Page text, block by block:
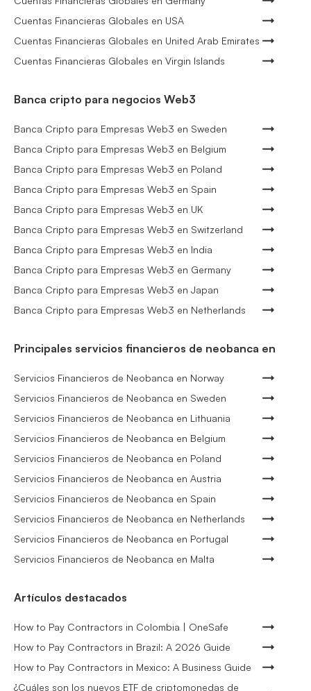
Cuentas Financieras Globales en USA
Cuentas Financieras Globales en United Arab Emirates
Cuentas Financieras Globales en Virgin Islands
Banca cripto para negocios Web3
Banca Cripto para Empresas Web3 en Sweden
Banca Cripto para Empresas Web3 en Belgium
Banca Cripto para Empresas Web3 en Poland
Banca Cripto para Empresas Web3 en Spain
Banca Cripto para Empresas Web3 en UK
Banca Cripto para Empresas Web3 en Switzerland
Banca Cripto para Empresas Web3 en India
Banca Cripto para Empresas Web3 en Germany
Banca Cripto para Empresas Web3 en Japan
Banca Cripto para Empresas Web3 en Netherlands
Principales servicios financieros de neobanca en
Servicios Financieros de Neobanca en Norway
Servicios Financieros de Neobanca en Sweden
Servicios Financieros de Neobanca en Lithuania
Servicios Financieros de Neobanca en Belgium
Servicios Financieros de Neobanca en Poland
Servicios Financieros de Neobanca en Austria
Servicios Financieros de Neobanca en Spain
Servicios Financieros de Neobanca en Netherlands
Servicios Financieros de Neobanca en Portugal
Servicios Financieros de Neobanca en Malta
Artículos destacados
How to Pay Contractors in Colombia | OneSafe
How to Pay Contractors in Brazil: A 2026 Guide
How to Pay Contractors in Mexico: A Business Guide
¿Cuáles son los nuevos ETF de criptomonedas de